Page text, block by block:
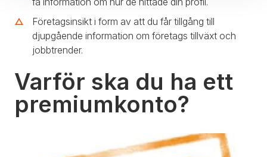
Företagsinsikt i form av att du får tillgång till
djupgående information om företags tillväxt och
jobbtrender.
Varför ska du ha ett
premiumkonto?